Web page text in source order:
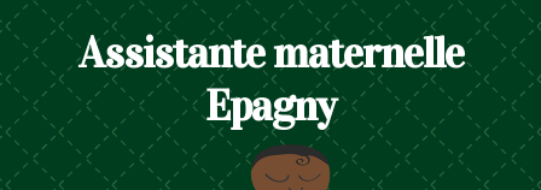
Assistante maternelle
Epagny